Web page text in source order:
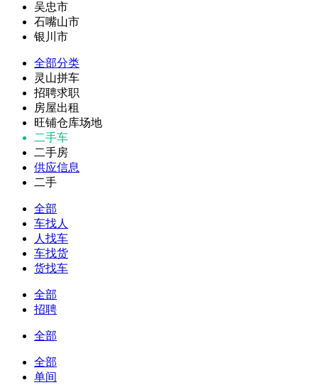
吴忠市
石嘴山市
银川市
全部分类
灵山拼车
招聘求职
房屋出租
旺铺仓库场地
二手车
二手房
供应信息
二手
全部
车找人
人找车
车找货
货找车
全部
招聘
全部
全部
单间